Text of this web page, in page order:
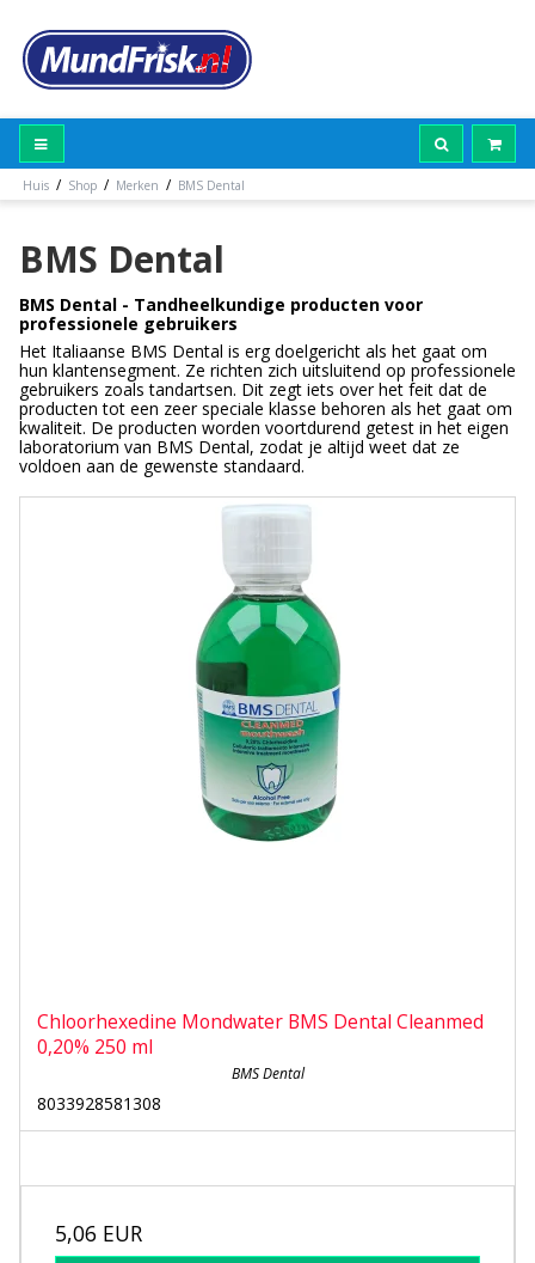
Huis / Shop / Merken / BMS Dental
BMS Dental
BMS Dental - Tandheelkundige producten voor
professionele gebruikers
Het Italiaanse BMS Dental is erg doelgericht als het gaat om
hun klantensegment. Ze richten zich uitsluitend op professionele
gebruikers zoals tandartsen. Dit zegt iets over het feit dat de
producten tot een zeer speciale klasse behoren als het gaat om
kwaliteit. De producten worden voortdurend getest in het eigen
laboratorium van BMS Dental, zodat je altijd weet dat ze
voldoen aan de gewenste standaard.
Chloorhexedine Mondwater BMS Dental Cleanmed
0,20% 250 ml
BMS Dental
8033928581308
5,06 EUR